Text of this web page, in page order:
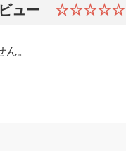
ュー ☆☆☆☆☆
。